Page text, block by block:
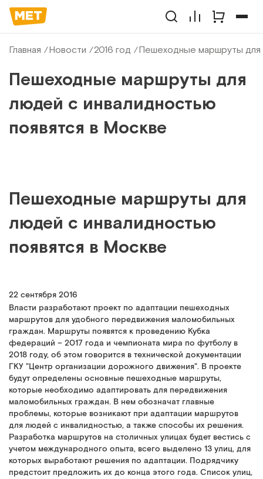
Главная Новости 2016 год Пешеходные маршруты для
Пешеходные маршруты для
людей с инвалидностью
появятся в Москве
Пешеходные маршруты для
людей с инвалидностью
появятся в Москве
22 сентября 2016
Власти разработают проект по адаптации пешеходных
маршрутов для удобного передвижения маломобильных
граждан. Маршруты появятся к проведению Кубка
федераций – 2017 года и чемпионата мира по футболу в
2018 году, об этом говорится в технической документации
ГКУ "Центр организации дорожного движения". В проекте
будут определены основные пешеходные маршруты,
которые необходимо адаптировать для передвижения
маломобильных граждан. В нем обозначат главные
проблемы, которые возникают при адаптации маршрутов
для людей с инвалидностью, а также способы их решения.
Разработка маршрутов на столичных улицах будет вестись с
учетом международного опыта, всего выделено 13 улиц, для
которых выработают решения по адаптации. Подрядчику
предстоит предложить их до конца этого года. Список улиц,